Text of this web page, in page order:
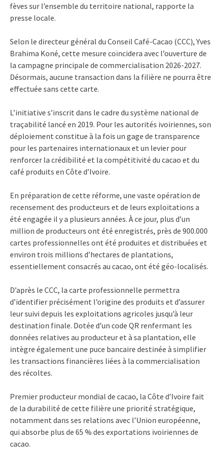
fèves sur l’ensemble du territoire national, rapporte la
presse locale.
Selon le directeur général du Conseil Café-Cacao (CCC), Yves
Brahima Koné, cette mesure coïncidera avec l’ouverture de
la campagne principale de commercialisation 2026-2027.
Désormais, aucune transaction dans la filière ne pourra être
effectuée sans cette carte.
L’initiative s’inscrit dans le cadre du système national de
traçabilité lancé en 2019. Pour les autorités ivoiriennes, son
déploiement constitue à la fois un gage de transparence
pour les partenaires internationaux et un levier pour
renforcer la crédibilité et la compétitivité du cacao et du
café produits en Côte d’Ivoire.
En préparation de cette réforme, une vaste opération de
recensement des producteurs et de leurs exploitations a
été engagée il y a plusieurs années. À ce jour, plus d’un
million de producteurs ont été enregistrés, près de 900.000
cartes professionnelles ont été produites et distribuées et
environ trois millions d’hectares de plantations,
essentiellement consacrés au cacao, ont été géo-localisés.
D’après le CCC, la carte professionnelle permettra
d’identifier précisément l’origine des produits et d’assurer
leur suivi depuis les exploitations agricoles jusqu’à leur
destination finale. Dotée d’un code QR renfermant les
données relatives au producteur et à sa plantation, elle
intègre également une puce bancaire destinée à simplifier
les transactions financières liées à la commercialisation
des récoltes.
Premier producteur mondial de cacao, la Côte d’Ivoire fait
de la durabilité de cette filière une priorité stratégique,
notamment dans ses relations avec l’Union européenne,
qui absorbe plus de 65 % des exportations ivoiriennes de
cacao.